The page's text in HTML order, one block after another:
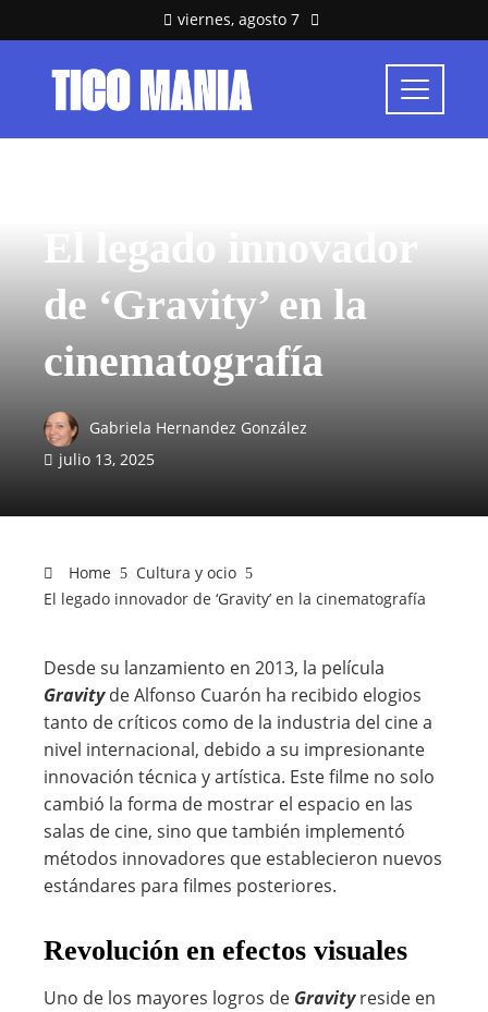
viernes, agosto 7
El legado innovador
de ‘Gravity’ en la
cinematografía
Gabriela Hernandez González
julio 13, 2025
Home
Cultura y ocio
El legado innovador de ‘Gravity’ en la cinematografía
Desde su lanzamiento en 2013, la película
Gravity de Alfonso Cuarón ha recibido elogios
tanto de críticos como de la industria del cine a
nivel internacional, debido a su impresionante
innovación técnica y artística. Este filme no solo
cambió la forma de mostrar el espacio en las
salas de cine, sino que también implementó
métodos innovadores que establecieron nuevos
estándares para filmes posteriores.
Revolución en efectos visuales
Uno de los mayores logros de Gravityreside en